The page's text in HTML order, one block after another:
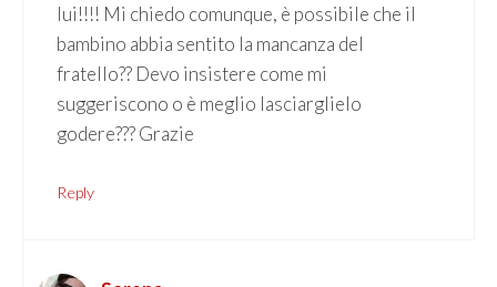
lui!!!! Mi chiedo comunque, è possibile che il
bambino abbia sentito la mancanza del
fratello?? Devo insistere come mi
suggeriscono o è meglio lasciarglielo
godere??? Grazie
Reply